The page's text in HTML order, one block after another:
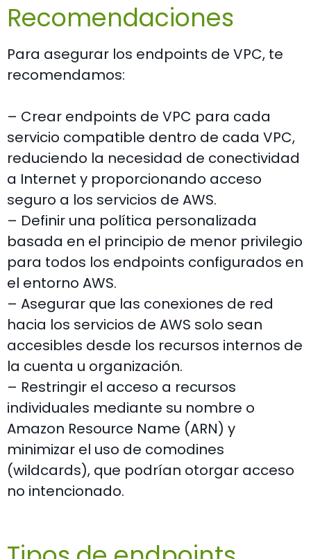
Recomendaciones
Para asegurar los endpoints de VPC, te
recomendamos:
– Crear endpoints de VPC para cada
servicio compatible dentro de cada VPC,
reduciendo la necesidad de conectividad
a Internet y proporcionando acceso
seguro a los servicios de AWS.
– Definir una política personalizada
basada en el principio de menor privilegio
para todos los endpoints configurados en
el entorno AWS.
– Asegurar que las conexiones de red
hacia los servicios de AWS solo sean
accesibles desde los recursos internos de
la cuenta u organización.
– Restringir el acceso a recursos
individuales mediante su nombre o
Amazon Resource Name (ARN) y
minimizar el uso de comodines
(wildcards), que podrían otorgar acceso
no intencionado.